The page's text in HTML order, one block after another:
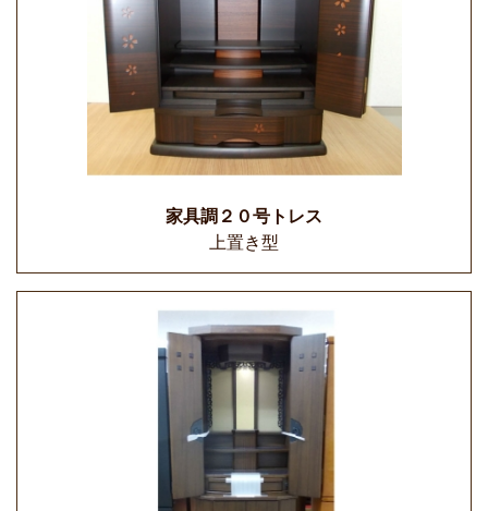
家具調２０号トレス
上置き型